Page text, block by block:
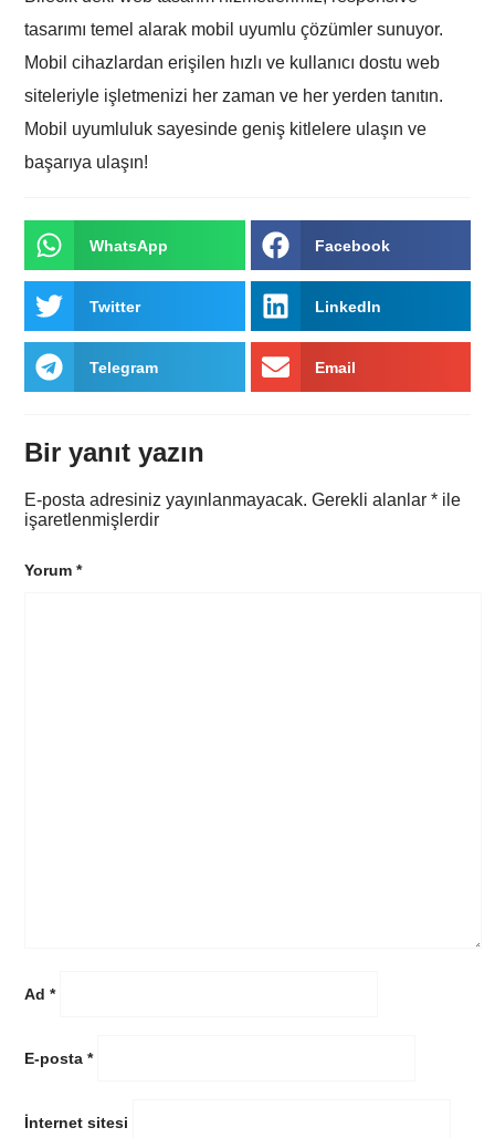
tasarımı temel alarak mobil uyumlu çözümler sunuyor.
Mobil cihazlardan erişilen hızlı ve kullanıcı dostu web
siteleriyle işletmenizi her zaman ve her yerden tanıtın.
Mobil uyumluluk sayesinde geniş kitlelere ulaşın ve
başarıya ulaşın!
WhatsApp Facebook
Twitter LinkedIn
Telegram Email
Bir yanıt yazın
E-posta adresiniz yayınlanmayacak. Gerekli alanlar* ile
işaretlenmişlerdir
Yorum*
Ad*
E-posta*
İnternet sitesi